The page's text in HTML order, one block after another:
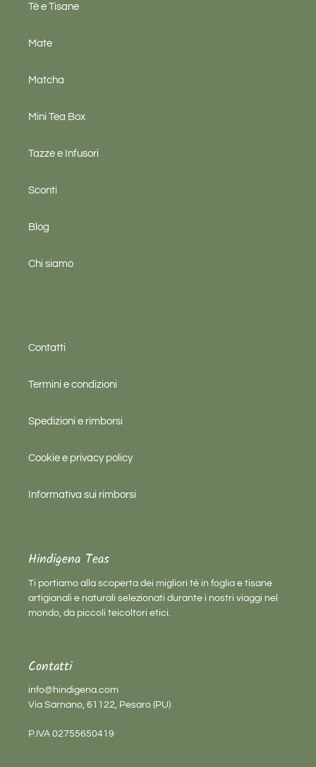
Tè e Tisane
Mate
Matcha
Mini Tea Box
Tazze e Infusori
Sconti
Blog
Chi siamo
Contatti
Termini e condizioni
Spedizioni e rimborsi
Cookie e privacy policy
Informativa sui rimborsi
Hindigena Teas
Ti portiamo alla scoperta dei migliori tè in foglia e tisane
artigianali e naturali selezionati durante i nostri viaggi nel
mondo, da piccoli teicoltori etici.
Contatti
info@hindigena.com
Via Sarnano, 61122, Pesaro (PU)
P.IVA 02755650419